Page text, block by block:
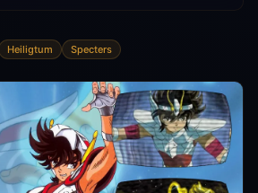
Heiligtum Specters